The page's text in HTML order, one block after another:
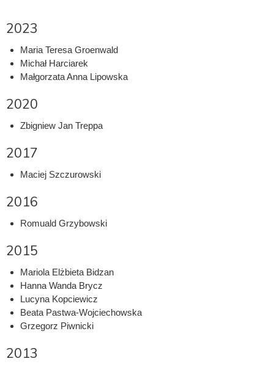
2023
Maria Teresa Groenwald
Michał Harciarek
Małgorzata Anna Lipowska
2020
Zbigniew Jan Treppa
2017
Maciej Szczurowski
2016
Romuald Grzybowski
2015
Mariola Elżbieta Bidzan
Hanna Wanda Brycz
Lucyna Kopciewicz
Beata Pastwa-Wojciechowska
Grzegorz Piwnicki
2013